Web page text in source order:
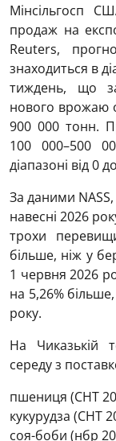
Мінсільгосп
продаж на
Reuters,
знаходиться в
тиждень, що
нового врожаю
900 000 тонн.
100 000–500
діапазоні від 0
За даними NASS,
навесні 2026
трохи
більше, ніж у
1 червня 2026
на 5,26%
року.
На Чиказькій
середу з
пшениця (СНТ
кукурудза (СНТ
соя-боби (нбр